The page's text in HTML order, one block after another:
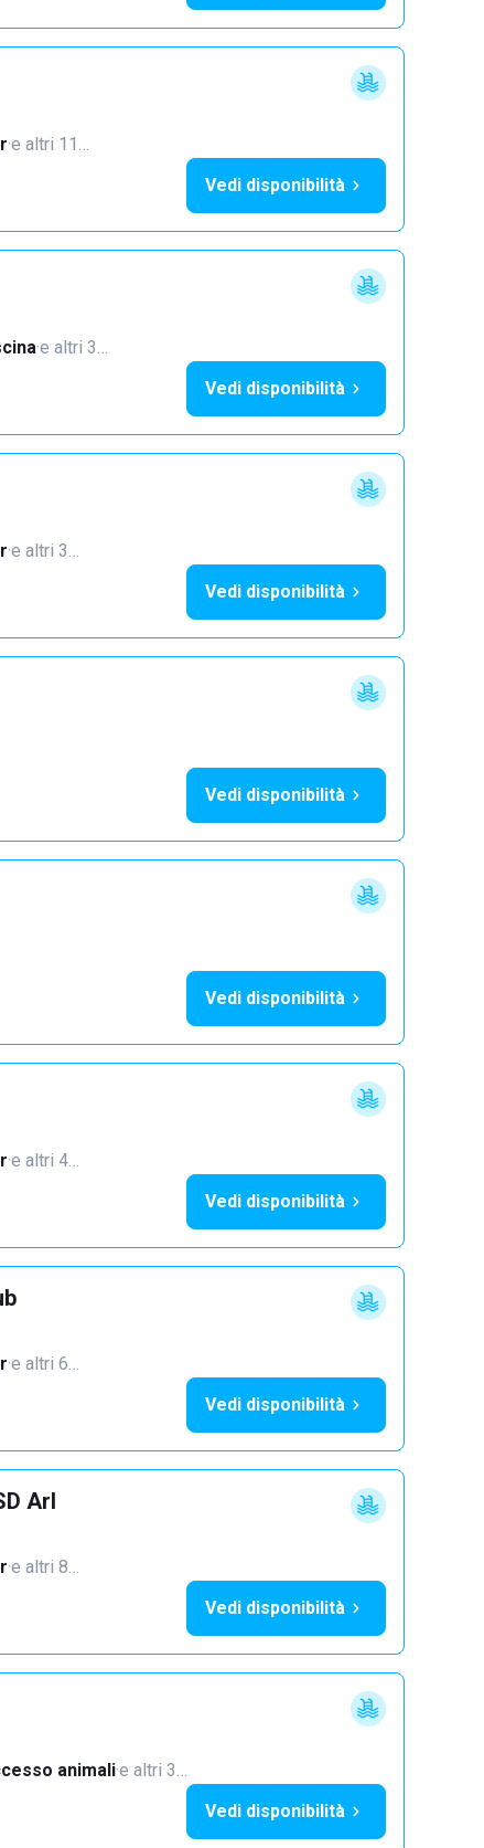
·e altri 11…
Vedi disponibilità
·e altri 3…
Vedi disponibilità
·e altri 3…
Vedi disponibilità
Vedi disponibilità
Vedi disponibilità
·e altri 4…
Vedi disponibilità
·e altri 6…
Vedi disponibilità
Arl
·e altri 8…
Vedi disponibilità
animali·e altri 3…
Vedi disponibilità